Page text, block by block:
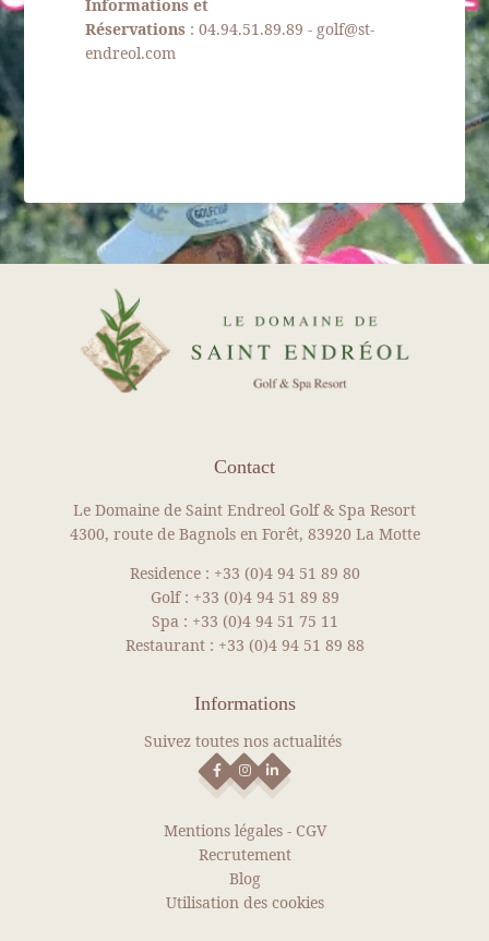
Informations et
Réservations : 04.94.51.89.89 - golf@st-
endreol.com
Contact
Le Domaine de Saint Endreol Golf & Spa Resort
4300, route de Bagnols en Forêt, 83920 La Motte
Residence : +33 (0)4 94 51 89 80
Golf : +33 (0)4 94 51 89 89
Spa : +33 (0)4 94 51 75 11
Restaurant : +33 (0)4 94 51 89 88
Informations
Suivez toutes nos actualités
Mentions légales- CGV
Recrutement
Blog
Utilisation des cookies
Nos forfaits
RÉSERVER VOTRE LOCATION
DÉCOUVRIR NOTRE BOUTIQUE